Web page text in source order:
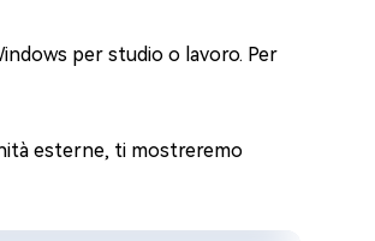
per studio o lavoro. Per
esterne, ti mostreremo